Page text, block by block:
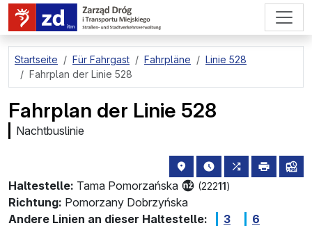
zum Hauptinhalt springen
Startseite Für Fahrgast Fahrpläne
Linie 528
Fahrplan der Linie 528
Fahrplan der Linie 528
Nachtbuslinie
Haltestelle: Tama Pomorzańska (22211)
Haltestellenstandort auf
die nächsten
alle Linien,
drucken
Richtung: Pomorzany Dobrzyńska
Andere Linien an dieser Haltestelle:
3
6